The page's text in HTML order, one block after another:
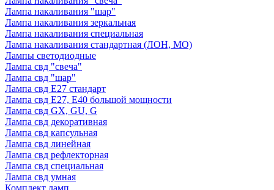
Лампа накаливания "шар"
Лампа накаливания зеркальная
Лампа накаливания специальная
Лампа накаливания стандартная (ЛОН, МО)
Лампы светодиодные
Лампа свд "свеча"
Лампа свд "шар"
Лампа свд E27 стандарт
Лампа свд E27, Е40 большой мощности
Лампа свд GX, GU, G
Лампа свд декоративная
Лампа свд капсульная
Лампа свд линейная
Лампа свд рефлекторная
Лампа свд специальная
Лампа свд умная
Комплект ламп